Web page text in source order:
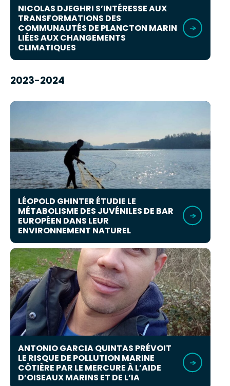
NICOLAS DJEGHRI S’INTÉRESSE AUX
TRANSFORMATIONS DES
COMMUNAUTÉS DE PLANCTON MARIN
LIÉES AUX CHANGEMENTS
CLIMATIQUES
2023-2024
LÉOPOLD GHINTER ÉTUDIE LE
MÉTABOLISME DES JUVÉNILES DE BAR
EUROPÉEN DANS LEUR
ENVIRONNEMENT NATUREL
ANTONIO GARCIA QUINTAS PRÉVOIT
LE RISQUE DE POLLUTION MARINE
CÔTIÈRE PAR LE MERCURE À L’AIDE
D’OISEAUX MARINS ET DE L’IA